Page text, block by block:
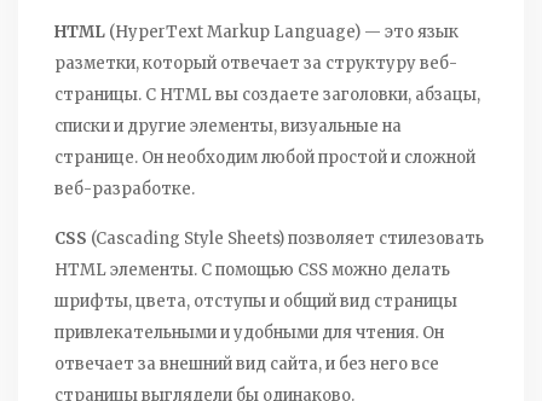
HTML (HyperText Markup Language) — это язык
разметки, который отвечает за структуру веб-
страницы. С HTML вы создаете заголовки, абзацы,
списки и другие элементы, визуальные на
странице. Он необходим любой простой и сложной
веб-разработке.
CSS (Cascading Style Sheets) позволяет стилезовать
HTML элементы. С помощью CSS можно делать
шрифты, цвета, отступы и общий вид страницы
привлекательными и удобными для чтения. Он
отвечает за внешний вид сайта, и без него все
страницы выглядели бы одинаково.